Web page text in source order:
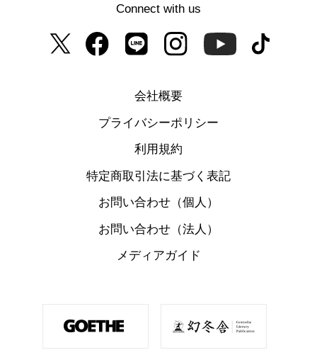
Connect with us
会社概要
プライバシーポリシー
利用規約
特定商取引法に基づく表記
お問い合わせ（個人）
お問い合わせ（法人）
メディアガイド